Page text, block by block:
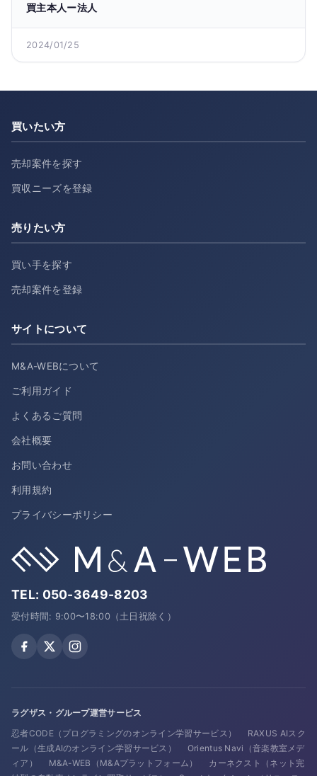
買主本人ー法人
2024/01/25
買いたい方
売却案件を探す
買収ニーズを登録
売りたい方
買い手を探す
売却案件を登録
サイトについて
M&A-WEBについて
ご利用ガイド
よくあるご質問
会社概要
お問い合わせ
利用規約
プライバシーポリシー
TEL: 050-3649-8203
受付時間: 9:00〜18:00（土日祝除く）
ラグザス・グループ運営サービス
忍者CODE（プログラミングのオンライン学習サービス）
RAXUS AIスク
ール（生成AIのオンライン学習サービス）
Orientus Navi（音楽教室メデ
ィア）
M&A-WEB（M&Aプラットフォーム）
カーネクスト（ネット完